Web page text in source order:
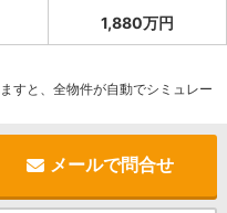
1,880万円
すと、全物件が自動でシミュレー
メールで問合せ